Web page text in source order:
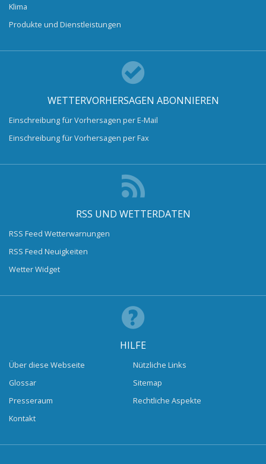
Klima
Produkte und Dienstleistungen
WETTERVORHERSAGEN ABONNIEREN
Einschreibung für Vorhersagen per E-Mail
Einschreibung für Vorhersagen per Fax
RSS UND WETTERDATEN
RSS Feed Wetterwarnungen
RSS Feed Neuigkeiten
Wetter Widget
HILFE
Über diese Webseite
Glossar
Presseraum
Kontakt
Nützliche Links
Sitemap
Rechtliche Aspekte